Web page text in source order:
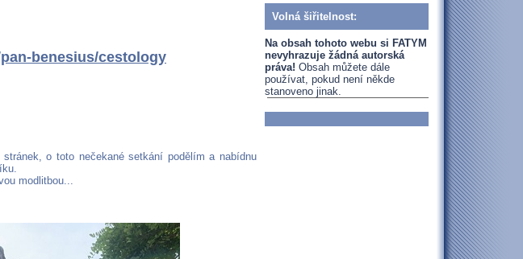
benesius/cestology
o toto nečekané setkání podělím a nabídnu
modlitbou...
Volná šiřitelnost:
Na obsah tohoto webu si FATYM
nevyhrazuje žádná autorská
práva! Obsah můžete dále
používat, pokud není někde
stanoveno jinak.